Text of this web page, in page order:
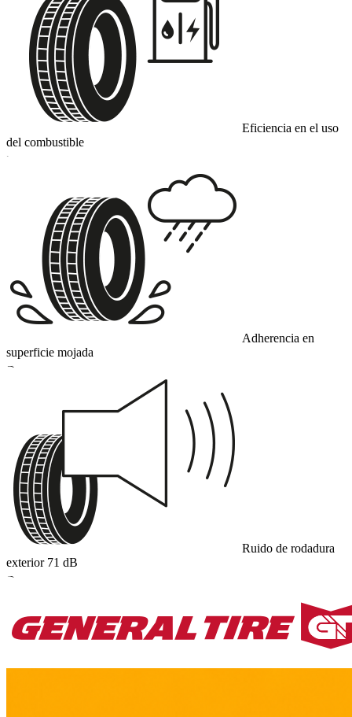
Eficiencia en el uso
del combustible
C
Adherencia en
superficie mojada
B
Ruido de rodadura
exterior 71 dB
B